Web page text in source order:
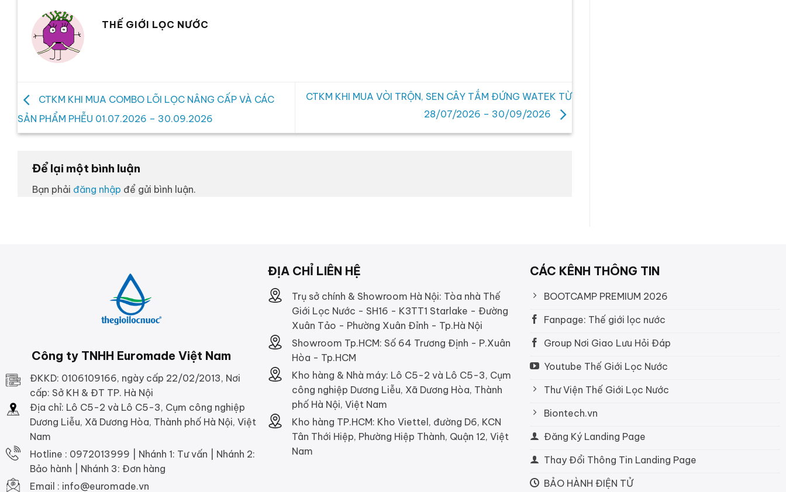
THẾ GIỚI LỌC NƯỚC
CTKM KHI MUA COMBO LÕI LỌC NÂNG CẤP VÀ CÁC
SẢN PHẨM PHỄU 01.07.2026 – 30.09.2026
CTKM KHI MUA VÒI TRỘN, SEN CÂY TẮM ĐỨNG WATEK TỪ
28/07/2026 – 30/09/2026
Để lại một bình luận
Bạn phải đăng nhập để gửi bình luận.
Công ty TNHH Euromade Việt Nam
ĐKKD: 0106109166, ngày cấp 22/02/2013, Nơi
cấp: Sở KH & ĐT TP. Hà Nội
Địa chỉ: Lô C5-2 và Lô C5-3, Cụm công nghiệp
Dương Liễu, Xã Dương Hòa, Thành phố Hà Nội, Việt
Nam
Hotline : 0972013999 | Nhánh 1: Tư vấn | Nhánh 2:
Bảo hành | Nhánh 3: Đơn hàng
Email : info@euromade.vn
ĐỊA CHỈ LIÊN HỆ
Trụ sở chính & Showroom Hà Nội: Tòa nhà Thế
Giới Lọc Nước - SH16 - K3TT1 Starlake - Đường
Xuân Tảo - Phường Xuân Đỉnh - Tp.Hà Nội
Showroom Tp.HCM: Số 64 Trương Định - P.Xuân
Hòa - Tp.HCM
Kho hàng & Nhà máy: Lô C5-2 và Lô C5-3, Cụm
công nghiệp Dương Liễu, Xã Dương Hòa, Thành
phố Hà Nội, Việt Nam
Kho hàng TP.HCM: Kho Viettel, đường D6, KCN
Tân Thới Hiệp, Phường Hiệp Thành, Quận 12, Việt
Nam
CÁC KÊNH THÔNG TIN
BOOTCAMP PREMIUM 2026
Fanpage: Thế giới lọc nước
Group Nơi Giao Lưu Hỏi Đáp
Youtube Thế Giới Lọc Nước
Thư Viện Thế Giới Lọc Nước
Biontech.vn
Đăng Ký Landing Page
Thay Đổi Thông Tin Landing Page
BẢO HÀNH ĐIỆN TỬ